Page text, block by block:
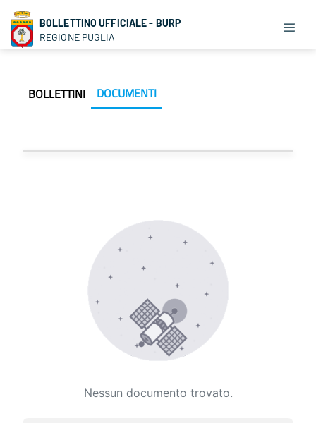
BOLLETTINO UFFICIALE - BURP
REGIONE PUGLIA
BOLLETTINI DOCUMENTI
Nessun documento trovato.